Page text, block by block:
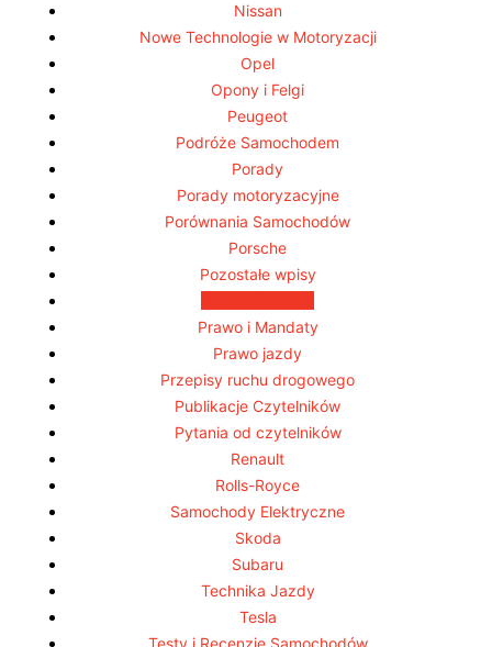
Nissan
Nowe Technologie w Motoryzacji
Opel
Opony i Felgi
Peugeot
Podróże Samochodem
Porady
Porady motoryzacyjne
Porównania Samochodów
Porsche
Pozostałe wpisy
Prawo i Mandaty
Prawo jazdy
Przepisy ruchu drogowego
Publikacje Czytelników
Pytania od czytelników
Renault
Rolls-Royce
Samochody Elektryczne
Skoda
Subaru
Technika Jazdy
Tesla
Testy i Recenzje Samochodów